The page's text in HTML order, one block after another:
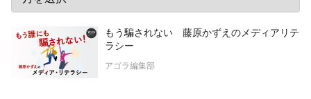
もう騙されない 藤原かずえのメディアリテ
ラシー
アゴラ編集部